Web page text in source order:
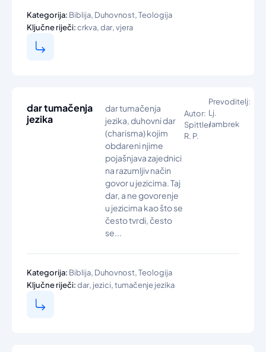
Kategorija: Biblija Duhovnost Teologija
Ključne riječi:crkva dar, vjera
dar tumačenja
jezika
dar tumačenja
jezika, duhovni dar
(charisma) kojim
obdareni njime
pojašnjava zajednici
na razumljiv način
govor u jezicima. Taj
dar, a ne govorenje
u jezicima kao što se
često tvrdi, često
se...
Autor:
Spittler
R. P.
Prevoditelj:
Lj.
Jambrek
Kategorija: Biblija, Duhovnost,Teologija
Ključne riječi:dar, jezici,tumačenje jezika